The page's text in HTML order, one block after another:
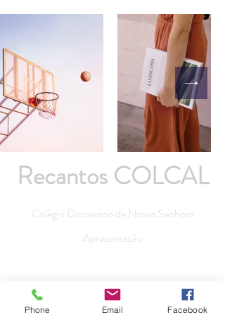
Recantos COLCAL
Colégio Diocesano de Nossa Senhora
Apresentação
Phone Email Facebook